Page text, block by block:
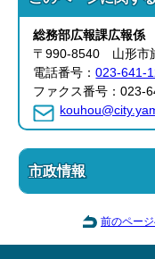
総務部広報課広報係
〒990-8540 山形市
電話番号：023-641-
ファクス番号：023-
市政情報
前のペー